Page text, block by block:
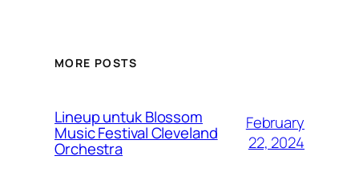
MORE POSTS
Lineup untuk Blossom
Music Festival Cleveland
Orchestra
February
22, 2024